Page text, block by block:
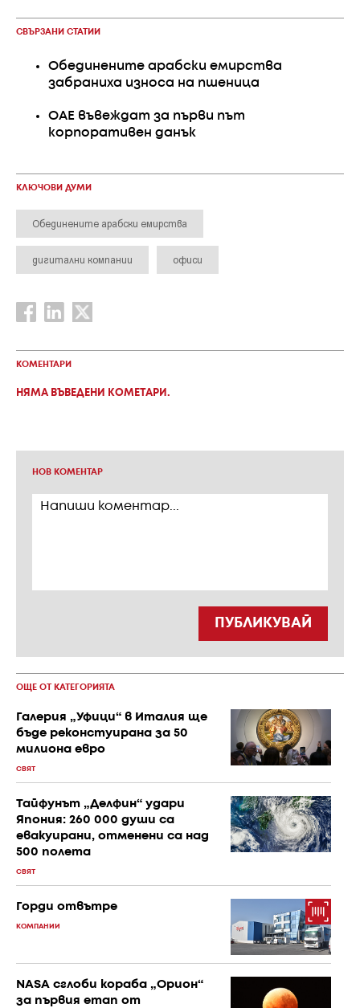
СВЪРЗАНИ СТАТИИ
Обединените арабски емирства
забраниха износа на пшеница
ОАЕ въвеждат за първи път
корпоративен данък
КЛЮЧОВИ ДУМИ
Обединените арабски емирства
дигитални компании офиси
КОМЕНТАРИ
НЯМА ВЪВЕДЕНИ КОМЕТАРИ.
НОВ КОМЕНТАР
ПУБЛИКУВАЙ
ОЩЕ ОТ КАТЕГОРИЯТА
Галерия „Уфици“ в Италия ще
бъде реконстуирана за 50
милиона евро
СВЯТ
Тайфунът „Делфин“ удари
Япония: 260 000 души са
евакуирани, отменени са над
500 полета
СВЯТ
Горди отвътре
КОМПАНИИ
NASA сглоби кораба „Орион“
за първия етап от